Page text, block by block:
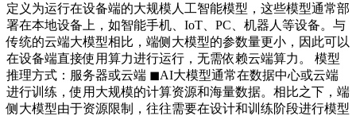
定义为运行在设备端的大规模人工智能模型，这些模型通常部
署在本地设备上，如智能手机、IoT、PC、机器人等设备。与
传统的云端大模型相比，端侧大模型的参数量更小，因此可以
在设备端直接使用算力进行运行，无需依赖云端算力。 模型
推理方式：服务器或云端 ◼AI大模型通常在数据中心或云端
进行训练，使用大规模的计算资源和海量数据。相比之下，端
侧大模型由于资源限制，往往需要在设计和训练阶段进行模型